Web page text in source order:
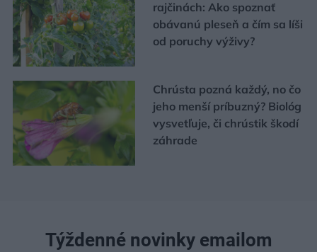
rajčinách: Ako spoznať
obávanú pleseň a čím sa líši
od poruchy výživy?
Chrústa pozná každý, no čo
jeho menší príbuzný? Biológ
vysvetľuje, či chrústik škodí
záhrade
Týždenné novinky emailom